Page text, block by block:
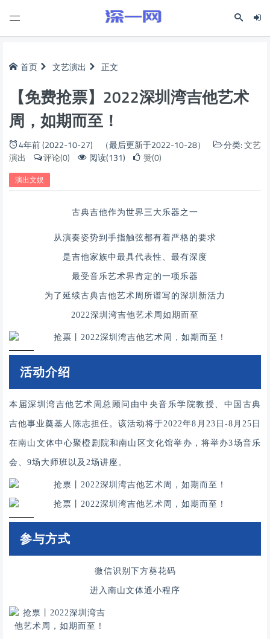
首页 文艺演出 正文
【免费抢票】2022深圳湾吉他艺术
周，如期而至！
4年前 (2022-10-27) （最后更新于2022-10-28） 分类:文艺
演出
评论(0) 阅读(131) 赞(0)
演出文娱
古典吉他作为世界三大乐器之一
从演奏姿势到手指触弦都有着严格的要求
是吉他家族中最具代表性、最有深度
最受音乐艺术界肯定的一项乐器
为了延续古典吉他艺术周所谱写的深圳新活力
2022深圳湾吉他艺术周如期而至
活动介绍
本届深圳湾吉他艺术周总顾问由中央音乐学院教授、中国古典
吉他事业奠基人陈志担任。该活动将于2022年8月23日-8月25日
在南山文体中心聚橙剧院和南山区文化馆举办，将举办3场音乐
会、9场大师班以及2场讲座。
参与方式
微信识别下方葵花码
进入南山文体通小程序